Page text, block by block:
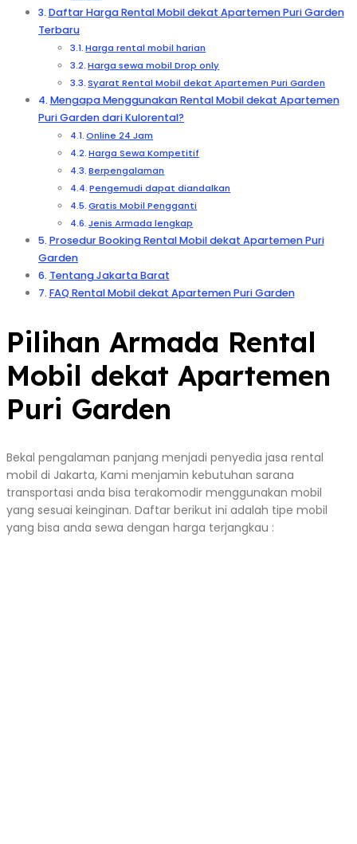
Daftar Harga Rental Mobil dekat Apartemen Puri Garden
Terbaru
Harga rental mobil harian
Harga sewa mobil Drop only
Syarat Rental Mobil dekat Apartemen Puri Garden
Mengapa Menggunakan Rental Mobil dekat Apartemen
Puri Garden dari Kulorental?
Online 24 Jam
Harga Sewa Kompetitif
Berpengalaman
Pengemudi dapat diandalkan
Gratis Mobil Pengganti
Jenis Armada lengkap
Prosedur Booking Rental Mobil dekat Apartemen Puri
Garden
Tentang Jakarta Barat
FAQ Rental Mobil dekat Apartemen Puri Garden
Pilihan Armada Rental
Mobil dekat Apartemen
Puri Garden
Bekal pengalaman panjang menjadi penyedia jasa rental
mobil di Jakarta, Kami menjamin kebutuhan sarana
transportasi anda bisa terakomodir menggunakan mobil
yang sesuai keinginan. Daftar berikut ini adalah tipe mobil
yang bisa anda sewa dengan harga terjangkau :